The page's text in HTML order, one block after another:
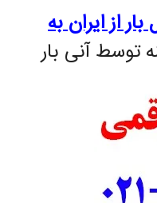
بار از ایران به
توسط آنی بار